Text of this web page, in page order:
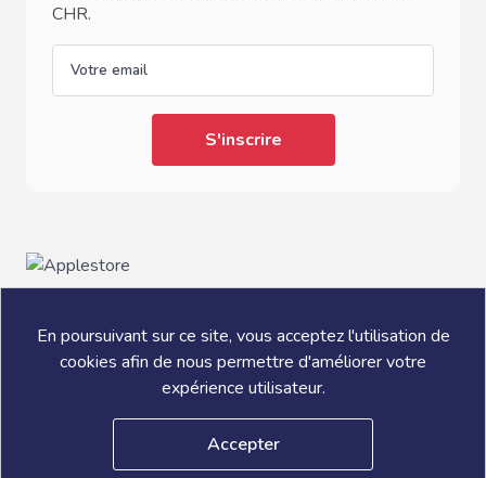
Accepter
En poursuivant sur ce site, vous acceptez l'utilisation de
cookies afin de nous permettre d'améliorer votre
expérience utilisateur.
CHR.
® L'ADDITION S.A.S ADSTELLAM 2026